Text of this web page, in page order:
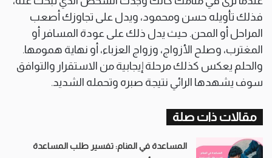
فذلك تأويله حسن ومحمود، ويدل على تجاوزك أصعب
المراحل أو المحن. حيث يدل ذلك على عودة المسافر أو
المغترب، وصلح الأزواج، وزواج العزباء، أو نهاية همومها.
والحلم يعكس كذلك مرحلة إيجابية من الاستقرار والتوافق
سوف يشهدها الرائي نتيجة صبره وتحمله الشديد.
مقالات ذات صلة
المساعدة في المنام: تفسير طلب المساعدة